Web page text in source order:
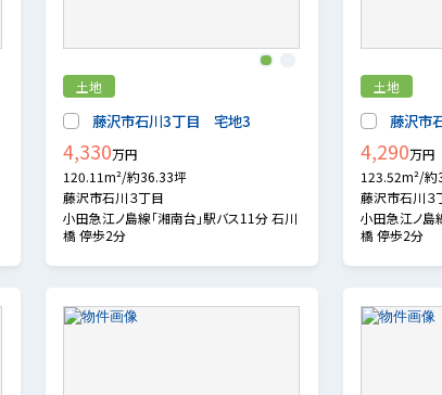
1
藤沢市石川3丁目 宅地3
土地
4,330万円
120.11m²/約36.33坪
藤沢市石川３丁目
小田急江ノ島線「湘南台」駅バス11分 石川
橋 停歩2分
藤沢市
土地
4,290万円
123.52m²/約
藤沢市石川３
小田急江ノ島
橋 停歩2分